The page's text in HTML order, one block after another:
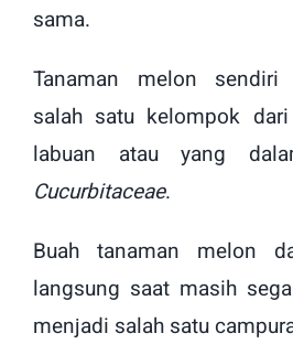
sama.
Tanaman melon sendiri
salah satu kelompok
labuan atau yang
Cucurbitaceae.
Buah tanaman melon
langsung saat masih
menjadi salah satu